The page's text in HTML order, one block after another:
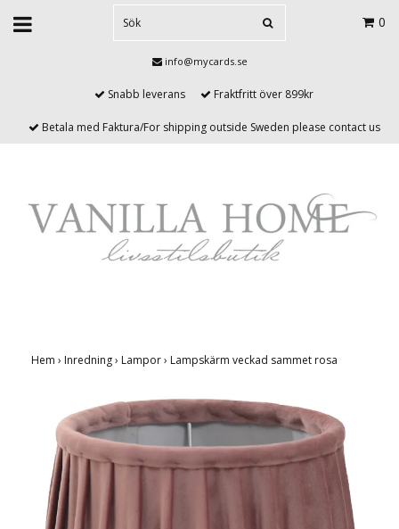
0
info@mycards.se
Snabb leverans Fraktfritt över 899kr
Betala med Faktura/For shipping outside Sweden please contact us
Hem › Inredning› Lampor› Lampskärm veckad sammet rosa